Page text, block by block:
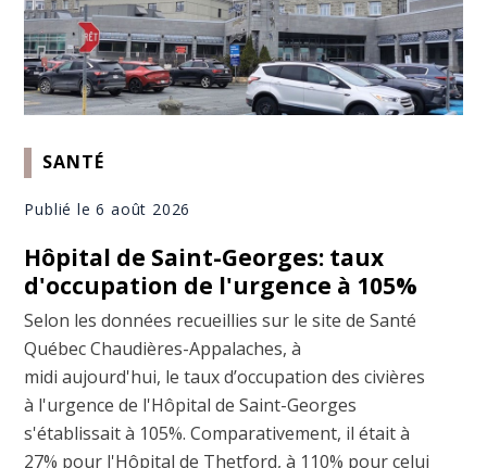
SANTÉ
Publié le 6 août 2026
Hôpital de Saint-Georges: taux
d'occupation de l'urgence à 105%
Selon les données recueillies sur le site de Santé
Québec Chaudières-Appalaches, à
midi aujourd'hui, le taux d’occupation des civières
à l'urgence de l'Hôpital de Saint-Georges
s'établissait à 105%. Comparativement, il était à
27% pour l'Hôpital de Thetford, à 110% pour celui